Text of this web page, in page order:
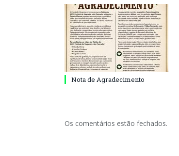
Nota de Agradecimento
Os comentários estão fechados.